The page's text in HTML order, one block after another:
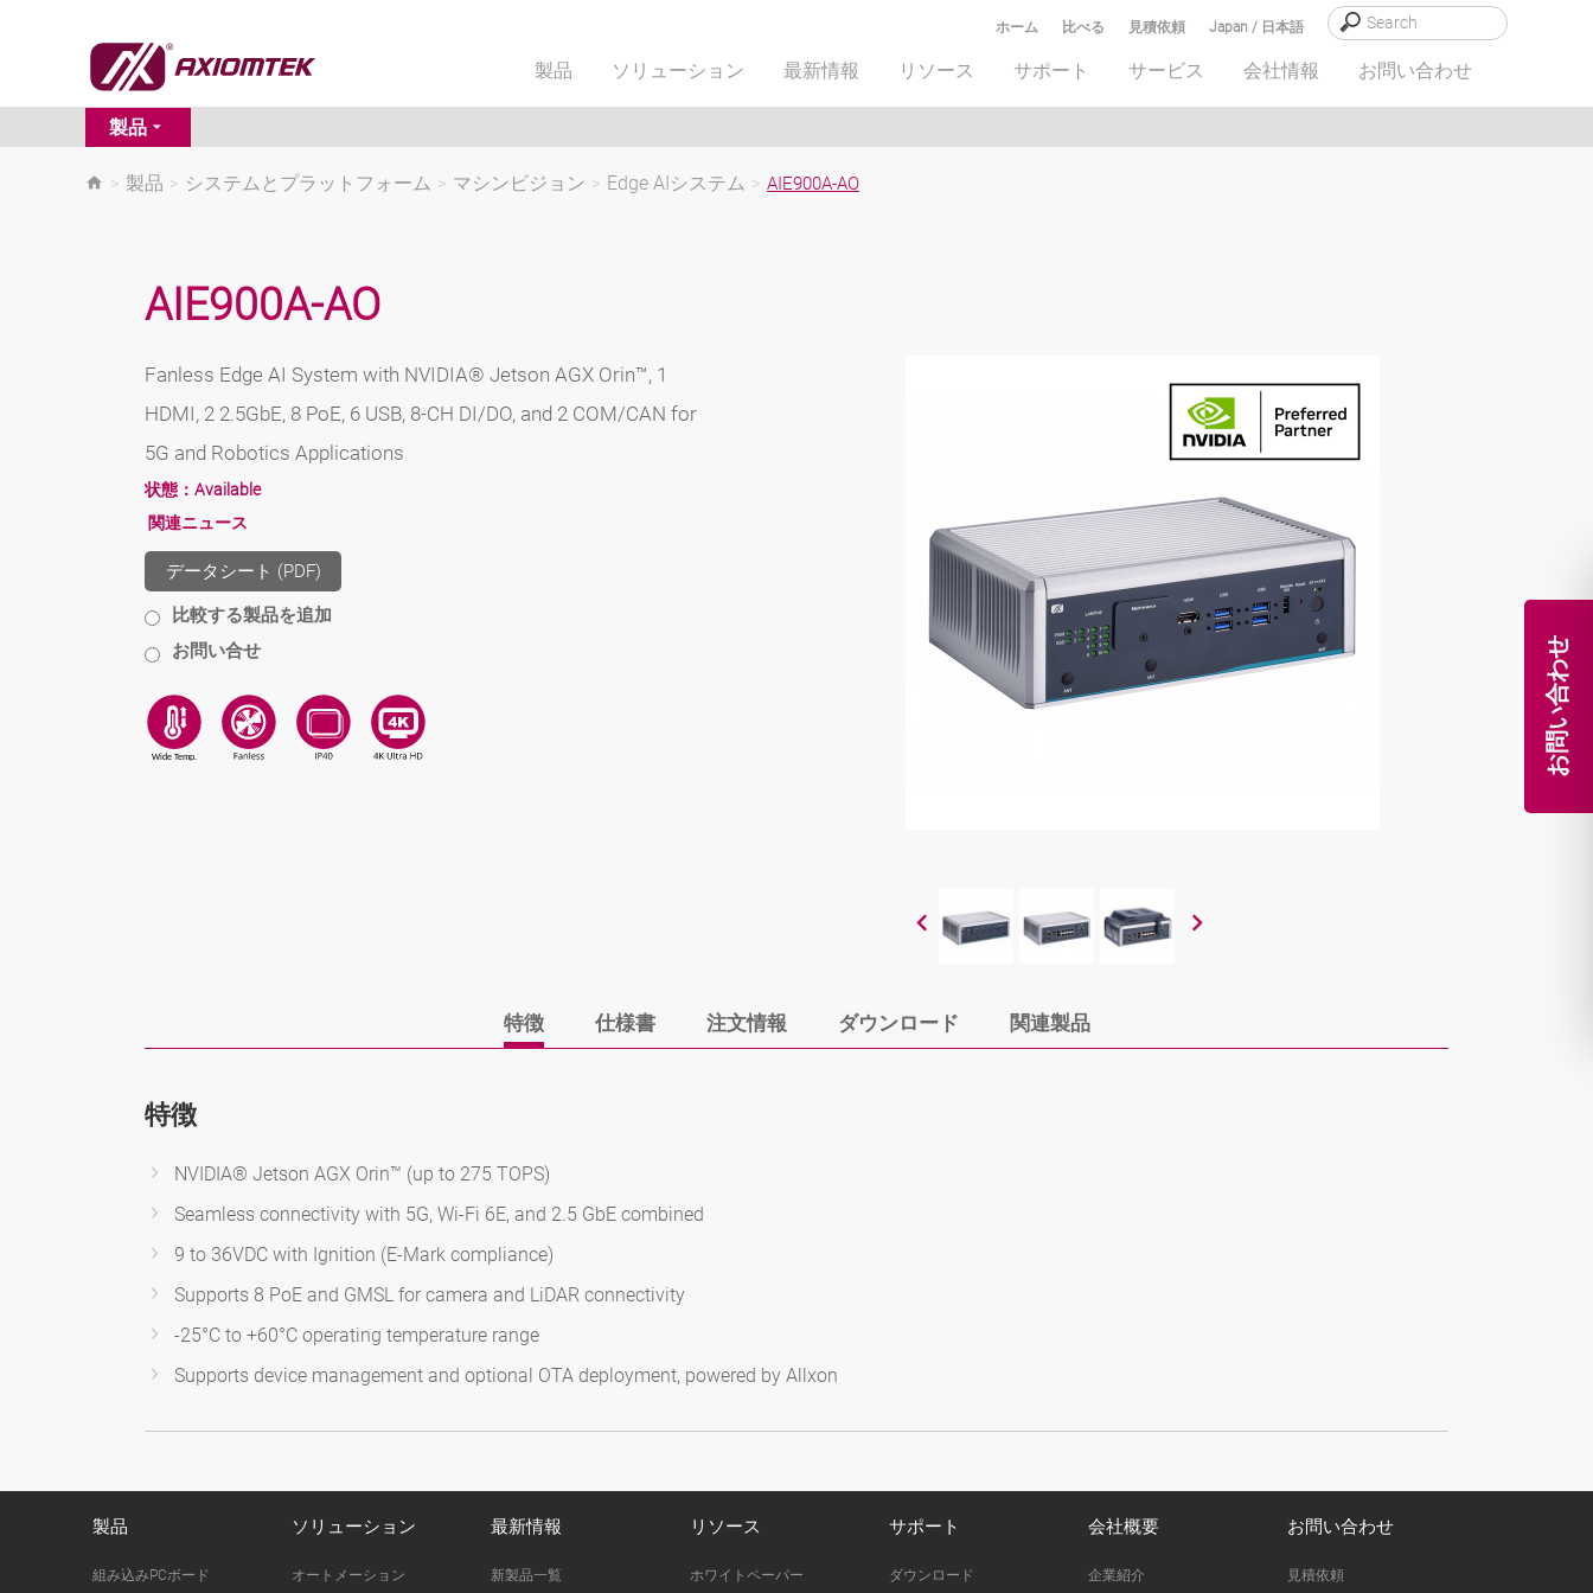
お問い合わせ
Japan / 日本語
見積依頼
比べる
ホーム
製品 ソリューション 最新情報 リソース サポート サービス 会社情報 お問い合わせ
製品
> 製品 > システムとプラットフォーム > マシンビジョン > Edge AIシステム > AIE900A-AO
AIE900A-AO
Fanless Edge AI System with NVIDIA® Jetson AGX Orin™, 1
HDMI, 2 2.5GbE, 8 PoE, 6 USB, 8-CH DI/DO, and 2 COM/CAN for
5G and Robotics Applications
状態： Available
関連ニュース
データシート (PDF)
比較する製品を追加
お問い合せ
特徴 仕様書 注文情報 ダウンロード 関連製品
特徴
NVIDIA® Jetson AGX Orin™ (up to 275 TOPS)
Seamless connectivity with 5G, Wi-Fi 6E, and 2.5 GbE combined
9 to 36VDC with Ignition (E-Mark compliance)
Supports 8 PoE and GMSL for camera and LiDAR connectivity
-25°C to +60°C operating temperature range
Supports device management and optional OTA deployment, powered by Allxon
製品
組み込みPCボード
ソリューション
オートメーション
最新情報
新製品一覧
リソース
ホワイトペーパー
サポート
ダウンロード
会社概要
企業紹介
お問い合わせ
見積依頼